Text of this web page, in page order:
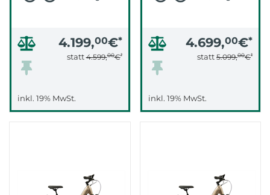
4.199,00€*
statt4.599,00€*
inkl. 19% MwSt.
4.699,00€*
statt 5.099,00€*
inkl. 19% MwSt.